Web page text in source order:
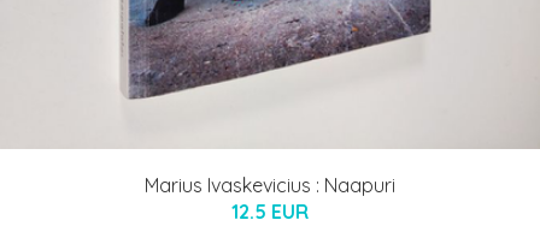
Marius Ivaskevicius : Naapuri
12.5 EUR